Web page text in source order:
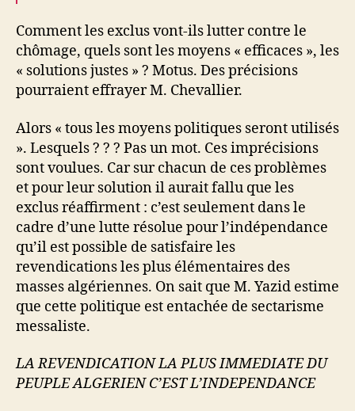
Comment les exclus vont-ils lutter contre le
chômage, quels sont les moyens « efficaces », les
« solutions justes » ? Motus. Des précisions
pourraient effrayer M. Chevallier.
Alors « tous les moyens politiques seront utilisés
». Lesquels ? ? ? Pas un mot. Ces imprécisions
sont voulues. Car sur chacun de ces problèmes
et pour leur solution il aurait fallu que les
exclus réaffirment : c’est seulement dans le
cadre d’une lutte résolue pour l’indépendance
qu’il est possible de satisfaire les
revendications les plus élémentaires des
masses algériennes. On sait que M. Yazid estime
que cette politique est entachée de sectarisme
messaliste.
LA REVENDICATION LA PLUS IMMEDIATE DU
PEUPLE ALGERIEN C’EST L’INDEPENDANCE